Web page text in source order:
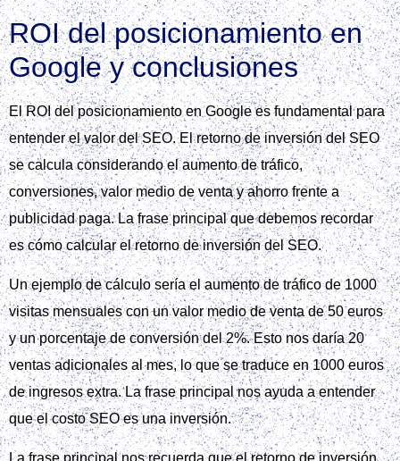
ROI del posicionamiento en
Google y conclusiones
El ROI del posicionamiento en Google es fundamental para
entender el valor del SEO. El retorno de inversión del SEO
se calcula considerando el aumento de tráfico,
conversiones, valor medio de venta y ahorro frente a
publicidad paga. La frase principal que debemos recordar
es cómo calcular el retorno de inversión del SEO.
Un ejemplo de cálculo sería el aumento de tráfico de 1000
visitas mensuales con un valor medio de venta de 50 euros
y un porcentaje de conversión del 2%. Esto nos daría 20
ventas adicionales al mes, lo que se traduce en 1000 euros
de ingresos extra. La frase principal nos ayuda a entender
que el costo SEO es una inversión.